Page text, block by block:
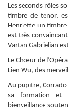
Les seconds rôles
timbre de ténor,
Henriette un timbre
est très
Vartan Gabrielian
Le Chœur de
Lien Wu, des
Au pupitre,
sa formation et
bienveillance